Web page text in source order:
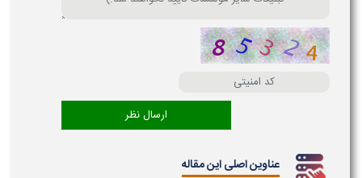
عناوین اصلی این مقاله